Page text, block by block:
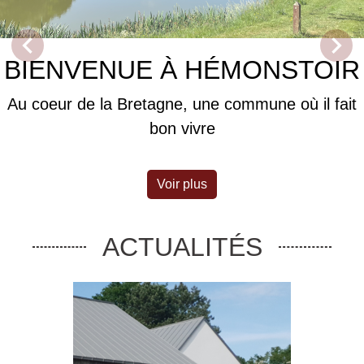
BIENVENUE À HÉMONSTOIR
Au coeur de la Bretagne, une commune où il fait
bon vivre
Voir plus
chevron_leftPrevious chevron_right
Next
ACTUALITÉS